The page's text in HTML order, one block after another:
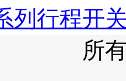
列行程开
所